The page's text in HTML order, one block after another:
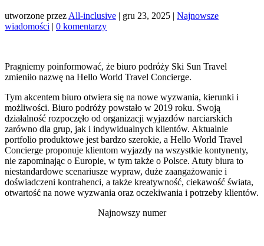
utworzone przez All-inclusive | gru 23, 2025 | Najnowsze
wiadomości | 0 komentarzy
Pragniemy poinformować, że biuro podróży Ski Sun Travel
zmieniło nazwę na Hello World Travel Concierge.
Tym akcentem biuro otwiera się na nowe wyzwania, kierunki i
możliwości. Biuro podróży powstało w 2019 roku. Swoją
działalność rozpoczęło od organizacji wyjazdów narciarskich
zarówno dla grup, jak i indywidualnych klientów. Aktualnie
portfolio produktowe jest bardzo szerokie, a Hello World Travel
Concierge proponuje klientom wyjazdy na wszystkie kontynenty,
nie zapominając o Europie, w tym także o Polsce. Atuty biura to
niestandardowe scenariusze wypraw, duże zaangażowanie i
doświadczeni kontrahenci, a także kreatywność, ciekawość świata,
otwartość na nowe wyzwania oraz oczekiwania i potrzeby klientów.
Najnowszy numer